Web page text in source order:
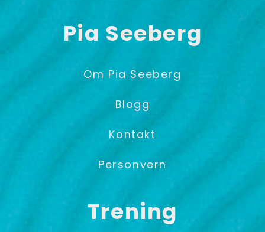
Pia Seeberg
Om Pia Seeberg
Blogg
Kontakt
Personvern
Trening